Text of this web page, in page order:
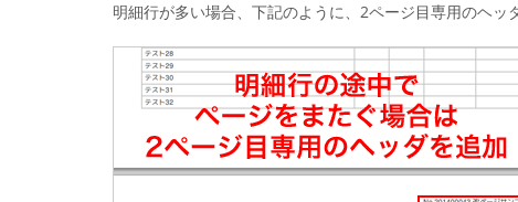
明細行が多い場合、下記のように、2ページ目専用のヘッ